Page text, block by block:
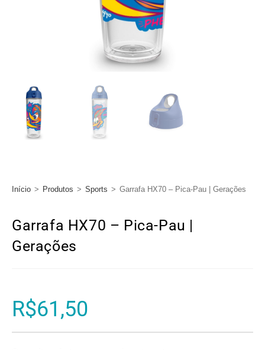
Início > Produtos > Sports > Garrafa HX70 – Pica-Pau | Gerações
Garrafa HX70 – Pica-Pau |
Gerações
R$61,50